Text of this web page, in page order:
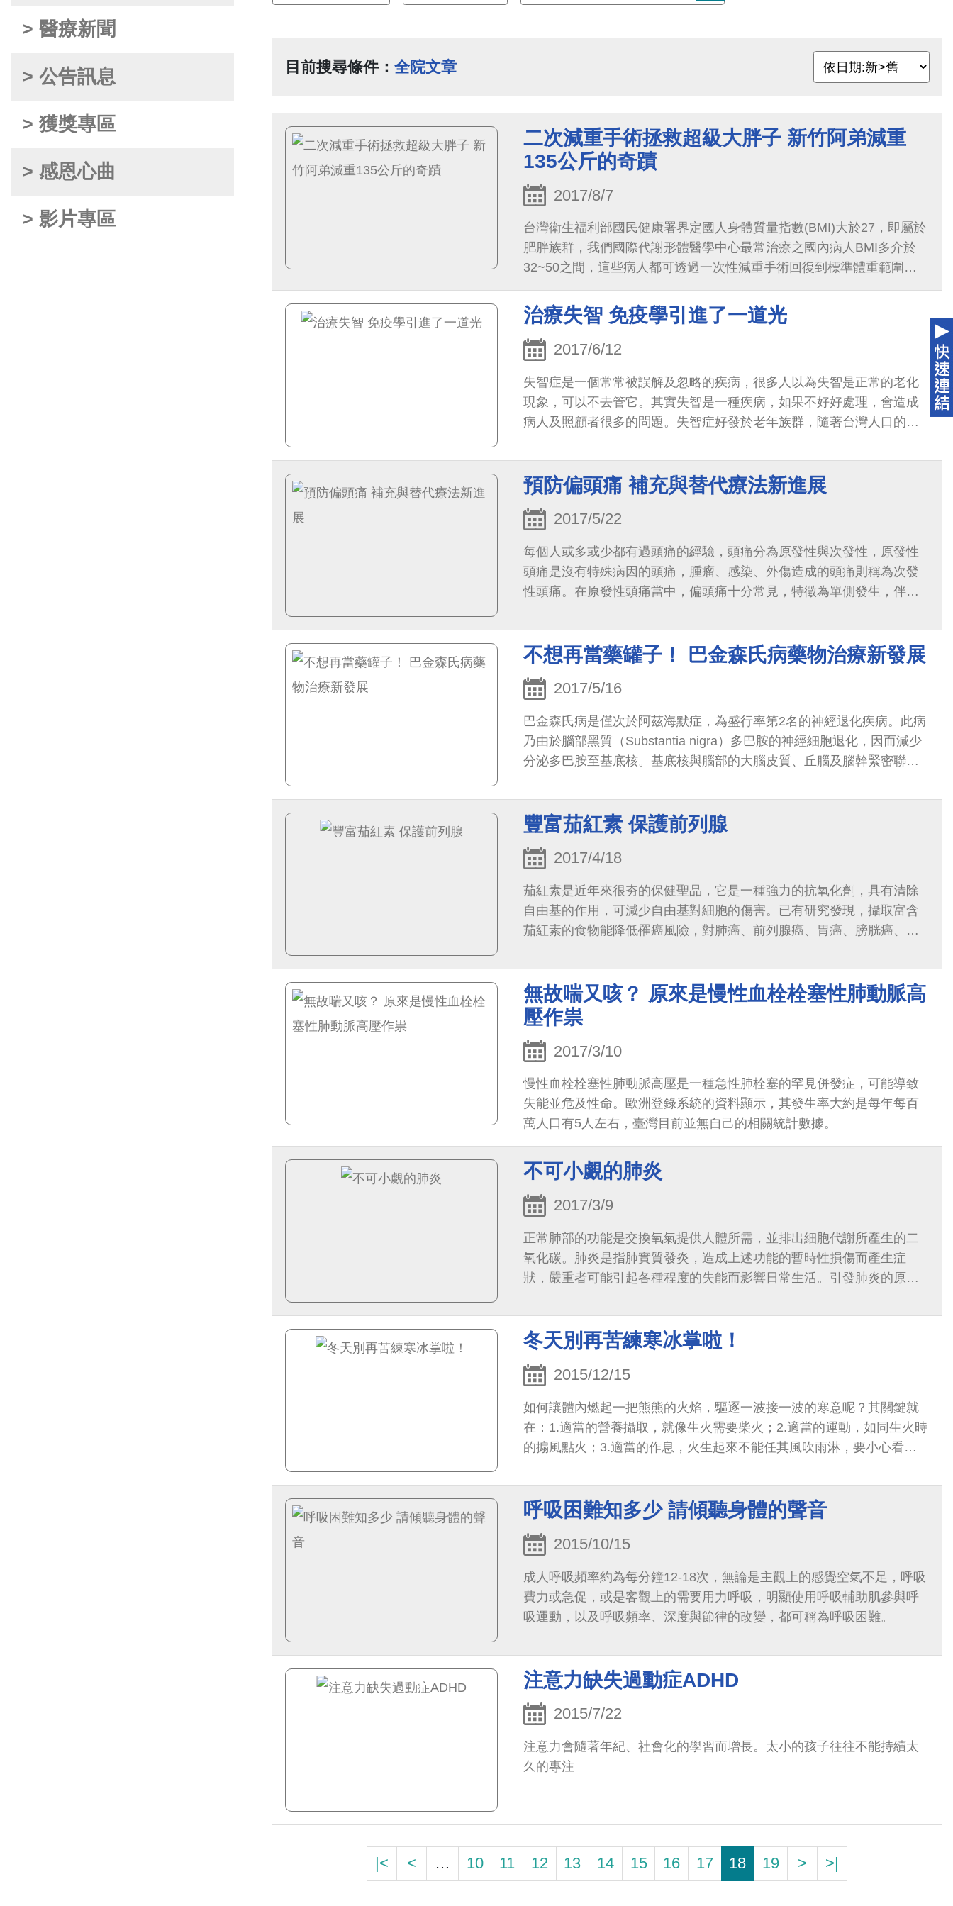
> 醫療新聞
> 公告訊息
> 獲獎專區
> 感恩心曲
> 影片專區
目前搜尋條件： 全院文章
二次減重手術拯救超級大胖子 新竹阿弟減重
135公斤的奇蹟
2017/8/7
台灣衛生福利部國民健康署界定國人身體質量指數(BMI)大於27，即屬於
肥胖族群，我們國際代謝形體醫學中心最常治療之國內病人BMI多介於
32~50之間，這些病人都可透過一次性減重手術回復到標準體重範圍。
但若是BMI大於50以上的俗稱超級大胖子的『超級肥胖』族群，要怎麼
處理呢？
治療失智 免疫學引進了一道光
2017/6/12
失智症是一個常常被誤解及忽略的疾病，很多人以為失智是正常的老化
現象，可以不去管它。其實失智是一種疾病，如果不好好處理，會造成
病人及照顧者很多的問題。失智症好發於老年族群，隨著台灣人口的高
預防偏頭痛 補充與替代療法新進展
2017/5/22
每個人或多或少都有過頭痛的經驗，頭痛分為原發性與次發性，原發性
頭痛是沒有特殊病因的頭痛，腫瘤、感染、外傷造成的頭痛則稱為次發
性頭痛。在原發性頭痛當中，偏頭痛十分常見，特徵為單側發生，伴隨
不想再當藥罐子！ 巴金森氏病藥物治療新發展
2017/5/16
巴金森氏病是僅次於阿茲海默症，為盛行率第2名的神經退化疾病。此病
乃由於腦部黑質（Substantia nigra）多巴胺的神經細胞退化，因而減少
分泌多巴胺至基底核。基底核與腦部的大腦皮質、丘腦及腦幹緊密聯
豐富茄紅素 保護前列腺
2017/4/18
茄紅素是近年來很夯的保健聖品，它是一種強力的抗氧化劑，具有清除
自由基的作用，可減少自由基對細胞的傷害。已有研究發現，攝取富含
茄紅素的食物能降低罹癌風險，對肺癌、前列腺癌、胃癌、膀胱癌、子
無故喘又咳？ 原來是慢性血栓栓塞性肺動脈高
壓作祟
2017/3/10
慢性血栓栓塞性肺動脈高壓是一種急性肺栓塞的罕見併發症，可能導致
失能並危及性命。歐洲登錄系統的資料顯示，其發生率大約是每年每百
萬人口有5人左右，臺灣目前並無自己的相關統計數據。
不可小覷的肺炎
2017/3/9
正常肺部的功能是交換氧氣提供人體所需，並排出細胞代謝所產生的二
氧化碳。肺炎是指肺實質發炎，造成上述功能的暫時性損傷而產生症
狀，嚴重者可能引起各種程度的失能而影響日常生活。引發肺炎的原
冬天別再苦練寒冰掌啦！
2015/12/15
如何讓體內燃起一把熊熊的火焰，驅逐一波接一波的寒意呢？其關鍵就
在：1.適當的營養攝取，就像生火需要柴火；2.適當的運動，如同生火時
的搧風點火；3.適當的作息，火生起來不能任其風吹雨淋，要小心看顧
呼吸困難知多少 請傾聽身體的聲音
2015/10/15
成人呼吸頻率約為每分鐘12-18次，無論是主觀上的感覺空氣不足，呼吸
費力或急促，或是客觀上的需要用力呼吸，明顯使用呼吸輔助肌參與呼
吸運動，以及呼吸頻率、深度與節律的改變，都可稱為呼吸困難。
注意力缺失過動症ADHD
2015/7/22
注意力會隨著年紀、社會化的學習而增長。太小的孩子往往不能持續太
久的專注
|< < … 10 11 12 13 14 15 16 17 18 19 > >|